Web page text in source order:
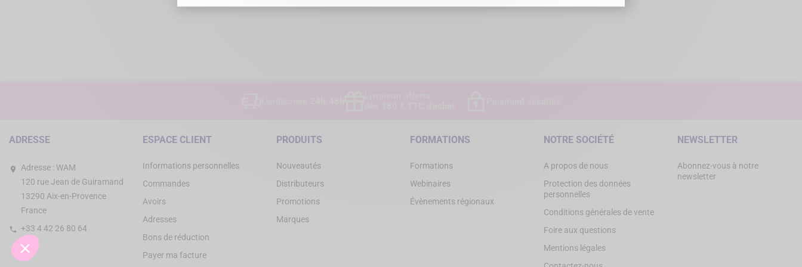
ADRESSE
Adresse : WAM
120 rue Jean de Guiramand
13290 Aix-en-Provence
France
+33 4 42 26 80 64
ESPACE CLIENT
Informations personnelles
Commandes
Avoirs
Adresses
Bons de réduction
Payer ma facture
PRODUITS
Nouveautés
Distributeurs
Promotions
Marques
FORMATIONS
Formations
Webinaires
Évènements régionaux
NOTRE SOCIÉTÉ
A propos de nous
Protection des données
personnelles
Conditions générales de vente
Foire aux questions
Mentions légales
NEWSLETTER
Abonnez-vous à notre
newsletter